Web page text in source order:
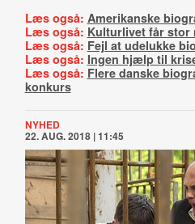
Læs også: Amerikanske
Læs også: Kulturlivet får stor
Læs også: Fejl at udelukke
Læs også: Ingen hjælp til
Læs også: Flere danske
konkurs
NYHED
22. AUG. 2018 | 11:45